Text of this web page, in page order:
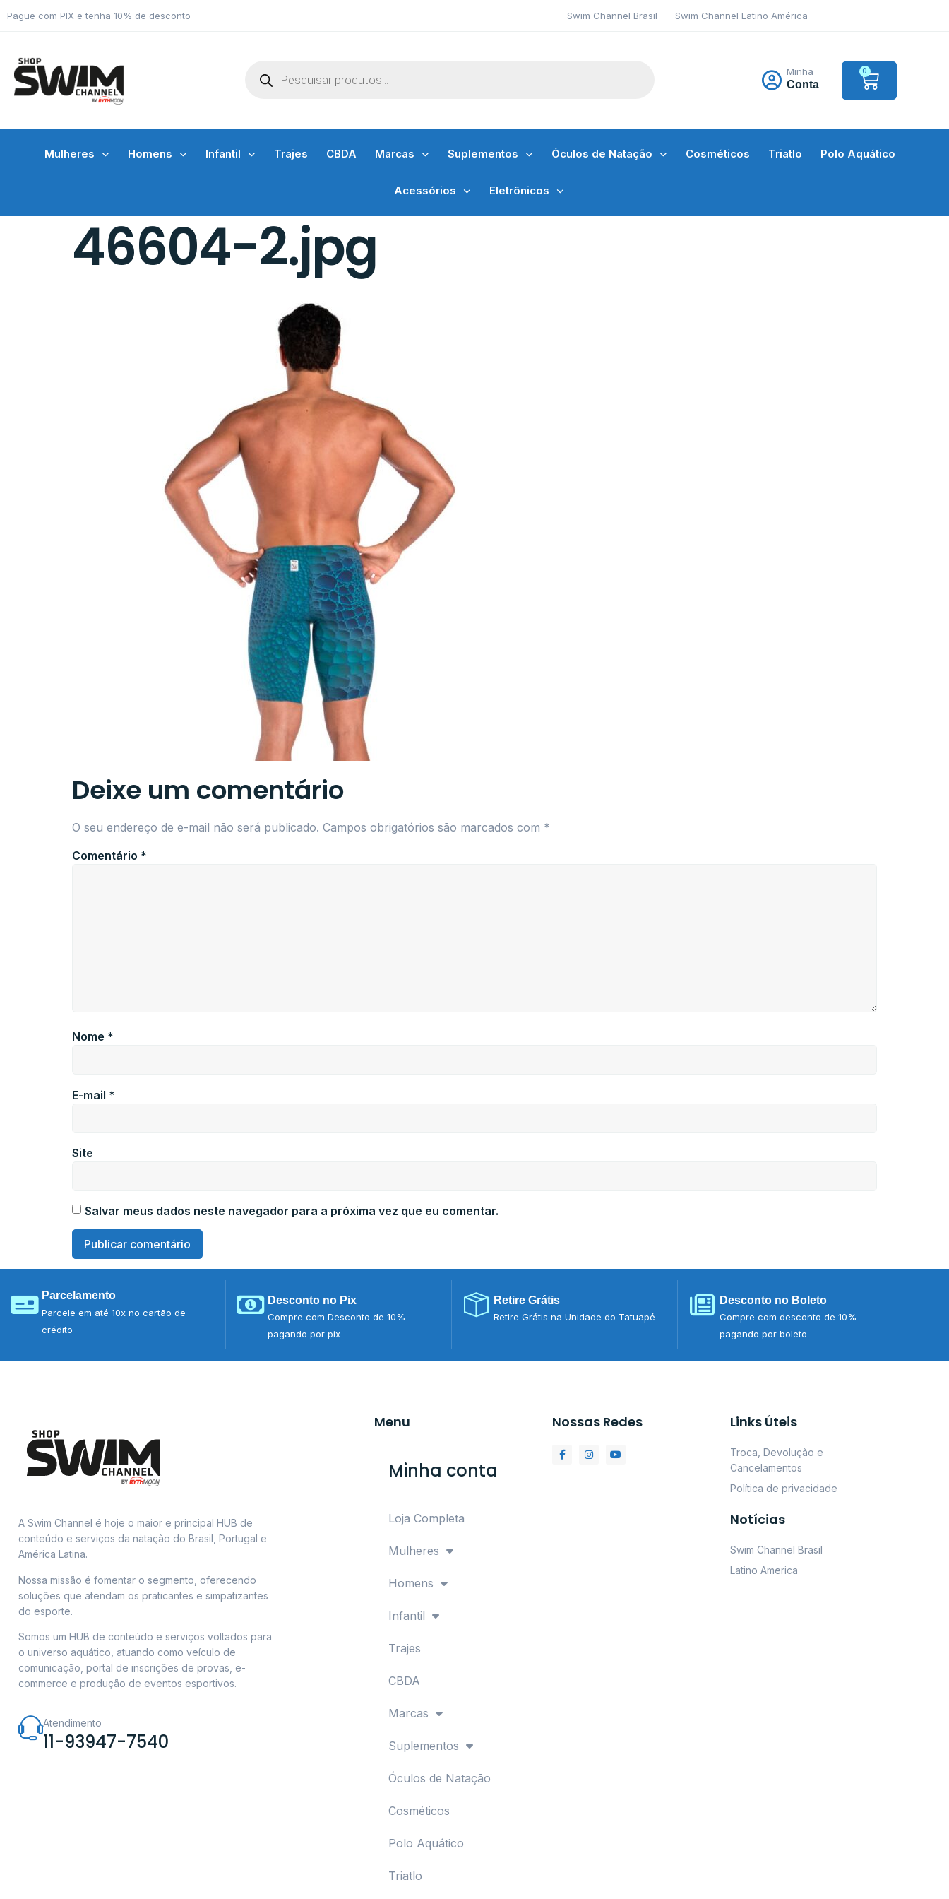
Pague com PIX e tenha 10% de desconto Swim Channel Brasil Swim Channel Latino América
Minha
Conta
0
Mulheres Homens Infantil Trajes CBDA Marcas Suplementos Óculos de Natação Cosméticos Triatlo Polo Aquático
Acessórios Eletrônicos
46604-2.jpg
Deixe um comentário
O seu endereço de e-mail não será publicado. Campos obrigatórios são marcados com *
Comentário *
Nome *
E-mail *
Site
Salvar meus dados neste navegador para a próxima vez que eu comentar.
Parcelamento
Parcele em até 10x no cartão de
crédito
Desconto no Pix
Compre com Desconto de 10%
pagando por pix
Retire Grátis
Retire Grátis na Unidade do Tatuapé
Desconto no Boleto
Compre com desconto de 10%
pagando por boleto
A Swim Channel é hoje o maior e principal HUB de
conteúdo e serviços da natação do Brasil, Portugal e
América Latina.
Nossa missão é fomentar o segmento, oferecendo
soluções que atendam os praticantes e simpatizantes
do esporte.
Somos um HUB de conteúdo e serviços voltados para
o universo aquático, atuando como veículo de
comunicação, portal de inscrições de provas, e-
commerce e produção de eventos esportivos.
Atendimento
11-93947-7540
Menu
Minha conta
Loja Completa
Mulheres
Homens
Infantil
Trajes
CBDA
Marcas
Suplementos
Óculos de Natação
Cosméticos
Polo Aquático
Triatlo
Nossas Redes Links Úteis
Troca, Devolução e
Cancelamentos
Política de privacidade
Notícias
Swim Channel Brasil
Latino America